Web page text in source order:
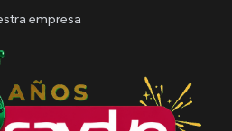
empresa